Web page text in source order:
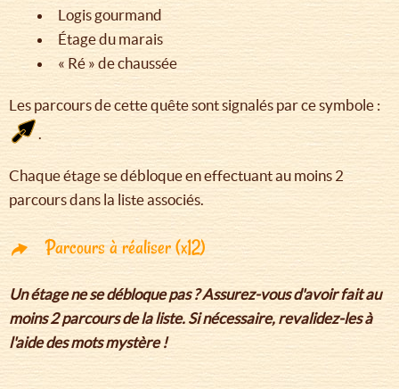
Logis gourmand
Étage du marais
« Ré » de chaussée
Les parcours de cette quête sont signalés par ce symbole :
.
Chaque étage se débloque en effectuant au moins 2
parcours dans la liste associés.
Parcours à réaliser (x12)
Un étage ne se débloque pas ? Assurez-vous d'avoir fait au
moins 2 parcours de la liste. Si nécessaire, revalidez-les à
l'aide des mots mystère !